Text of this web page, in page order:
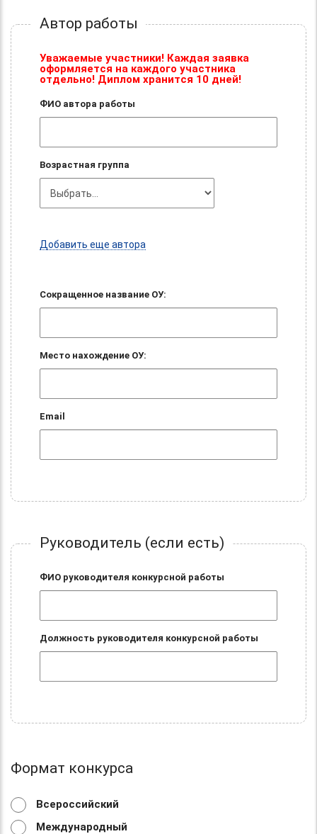
Автор работы
Уважаемые участники! Каждая заявка
оформляется на каждого участника
отдельно! Диплом хранится 10 дней!
ФИО автора работы
Возрастная группа
Добавить еще автора
Сокращенное название ОУ:
Место нахождение ОУ:
Email
Руководитель (если есть)
ФИО руководителя конкурсной работы
Должность руководителя конкурсной работы
Формат конкурса
Всероссийский
Международный